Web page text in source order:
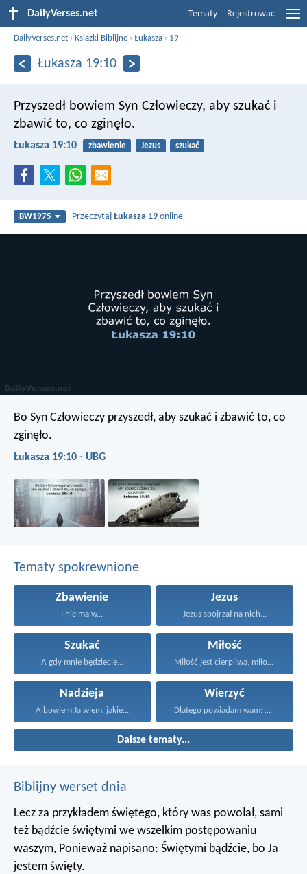
DailyVerses.net Tematy Rejestrowac
DailyVerses.net ›Ksiazki Biblijne ›Łukasza › 19
Łukasza 19:10
Przyszedł bowiem Syn Człowieczy, aby szukać i
zbawić to, co zginęło.
Łukasza 19:10 zbawienie Jezus szukać
BW1975 PrzeczytajŁukasza 19 online
Bo Syn Człowieczy przyszedł, aby szukać i zbawić to, co
zginęło.
Łukasza 19:10 - UBG
Tematy spokrewnione
Zbawienie
I nie ma w...
Jezus
Jezus spojrzał na nich...
Szukać
A gdy mnie będziecie...
Miłość
Miłość jest cierpliwa, miłość...
Nadzieja
Albowiem Ja wiem, jakie...
Wierzyć
Dlatego powiadam wam: Wszystko...
Dalsze tematy...
Biblijny werset dnia
Lecz za przykładem świętego, który was powołał, sami
też bądźcie świętymi we wszelkim postępowaniu
waszym, Ponieważ napisano: Świętymi bądźcie, bo Ja
jestem święty.